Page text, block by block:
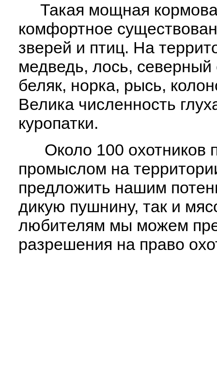
Такая мощная
комфортное
зверей и птиц. На
медведь, лось, северный
беляк, норка, рысь,
Велика численность
куропатки.
Около 100 охотников
промыслом на
предложить нашим
дикую пушнину, так и
любителям мы можем
разрешения на право